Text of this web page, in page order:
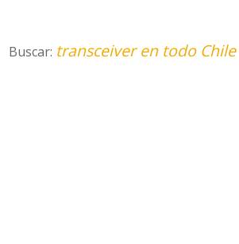
Buscar: transceiver en todo Chile